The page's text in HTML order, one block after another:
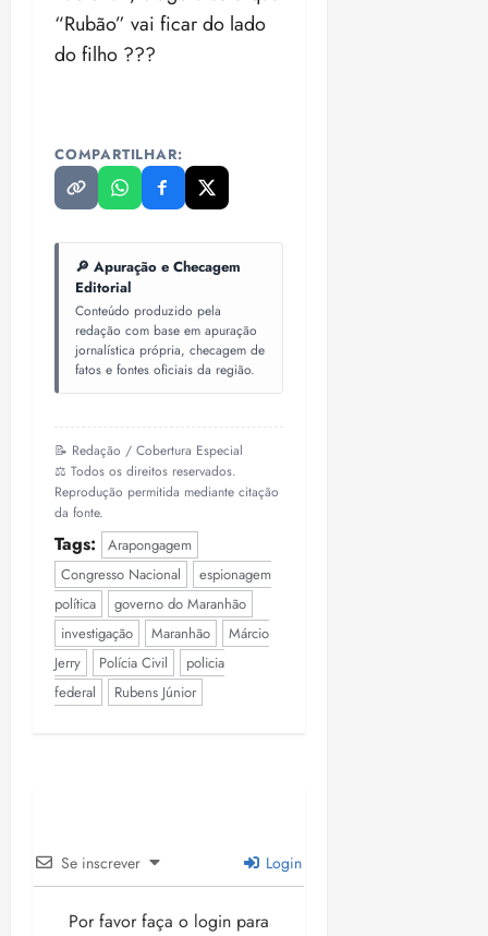
“Rubão” vai ficar do lado
do filho ???
COMPARTILHAR:
🔎 Apuração e Checagem
Editorial
Conteúdo produzido pela
redação com base em apuração
jornalística própria, checagem de
fatos e fontes oficiais da região.
📝 Redação / Cobertura Especial
⚖️ Todos os direitos reservados.
Reprodução permitida mediante citação
da fonte.
Tags:
Arapongagem
Congresso Nacional
espionagem
política
governo do Maranhão
investigação
Maranhão
Márcio
Jerry
Polícia Civil
policia
federal
Rubens Júnior
Se inscrever Login
Por favor faça o login para